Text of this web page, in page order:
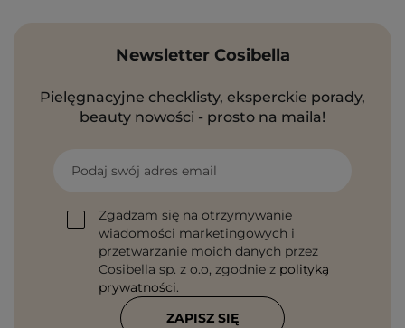
Newsletter Cosibella
Pielęgnacyjne checklisty, eksperckie porady,
beauty nowości - prosto na maila!
Podaj swój adres email
Zgadzam się na otrzymywanie
wiadomości marketingowych i
przetwarzanie moich danych przez
Cosibella sp. z o.o, zgodnie z polityką
prywatności.
ZAPISZ SIĘ